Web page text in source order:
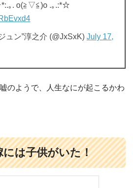
｡. o(≧▽≦)o .｡.:*☆
ュン”淳之介 (@JxSxK) July 17,
のようで、人生なにが起こるかわ
には子供がいた！